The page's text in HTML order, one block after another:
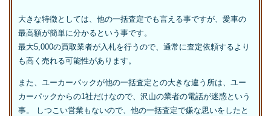
大きな特徴としては、他の一括査定でも言える事ですが、愛車の
最高額が簡単に分かるという事です。
最大5,000の買取業者が入札を行うので、通常に査定依頼するより
も高く売れる可能性があります。
また、ユーカーパックが他の一括査定との大きな違う所は、ユー
カーパックからの1社だけなので、沢山の業者の電話が迷惑という
事。 しつこい営業もないので、他の一括査定で嫌な思いをしたと